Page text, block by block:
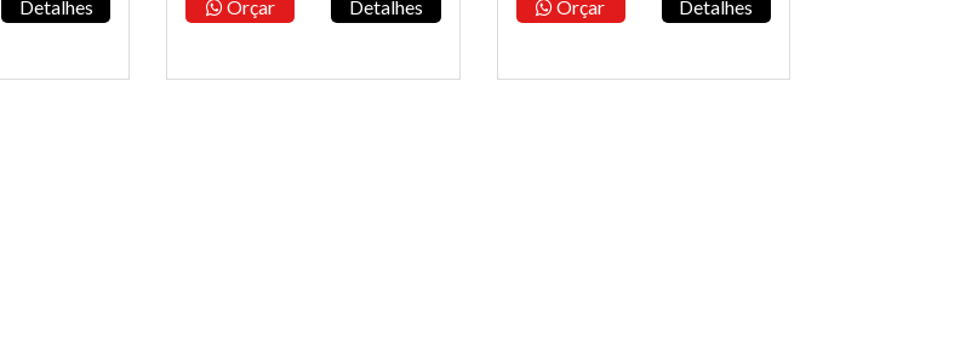
Detalhes Orçar Detalhes Orçar Detalhes